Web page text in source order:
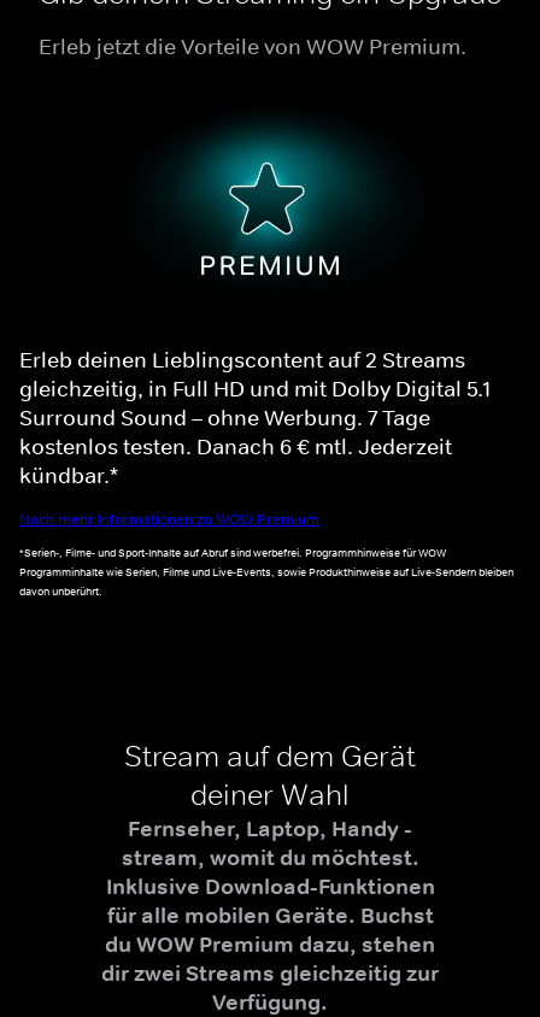
Erleb jetzt die Vorteile von WOW Premium.
Erleb deinen Lieblingscontent auf 2 Streams
gleichzeitig, in Full HD und mit Dolby Digital 5.1
Surround Sound – ohne Werbung. 7 Tage
kostenlos testen. Danach 6 € mtl. Jederzeit
kündbar.*
Noch mehr Informationen zu WOW Premium
*Serien-, Filme- und Sport-Inhalte auf Abruf sind werbefrei. Programmhinweise für WOW
Programminhalte wie Serien, Filme und Live-Events, sowie Produkthinweise auf Live-Sendern bleiben
davon unberührt.
Stream auf dem Gerät
deiner Wahl
Fernseher, Laptop, Handy -
stream, womit du möchtest.
Inklusive Download-Funktionen
für alle mobilen Geräte. Buchst
du WOW Premium dazu, stehen
dir zwei Streams gleichzeitig zur
Verfügung.